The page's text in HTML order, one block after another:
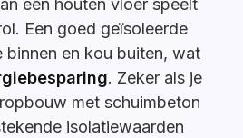
een houten vloer speelt
Een goed geïsoleerde
en kou buiten, wat
. Zeker als je
met schuimbeton
isolatiewaarden